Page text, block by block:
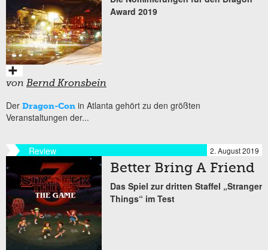
Award 2019
von Bernd Kronsbein
Der Dragon-Con in Atlanta gehört zu den größten
Veranstaltungen der...
Review 2. August 2019
Better Bring A Friend
Das Spiel zur dritten Staffel „Stranger
Things“ im Test